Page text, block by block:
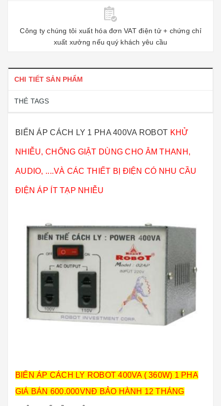
Công ty chúng tôi xuất hóa đơn VAT điện tử + chứng chỉ
xuất xưởng nếu quý khách yêu cầu
CHI TIẾT SẢN PHẨM
THẺ TAGS
BIẾN ÁP CÁCH LY 1 PHA 400VA ROBOT KHỬ
NHIỄU, CHỐNG GIẬT DÙNG CHO ÂM THANH,
AUDIO, ....VÀ CÁC THIẾT BỊ ĐIỆN CÓ NHU CẦU
ĐIỆN ÁP ÍT TẠP NHIỄU
BIẾN ÁP CÁCH LY ROBOT 400VA ( 360W) 1 PHA
GIÁ BÁN 600.000VNĐ BẢO HÀNH 12 THÁNG